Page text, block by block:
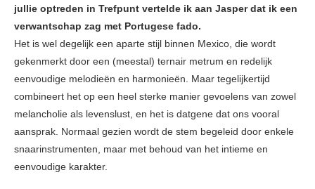
jullie optreden in Trefpunt vertelde ik aan Jasper dat ik een
verwantschap zag met Portugese fado.
Het is wel degelijk een aparte stijl binnen Mexico, die wordt
gekenmerkt door een (meestal) ternair metrum en redelijk
eenvoudige melodieën en harmonieën. Maar tegelijkertijd
combineert het op een heel sterke manier gevoelens van zowel
melancholie als levenslust, en het is datgene dat ons vooral
aansprak. Normaal gezien wordt de stem begeleid door enkele
snaarinstrumenten, maar met behoud van het intieme en
eenvoudige karakter.